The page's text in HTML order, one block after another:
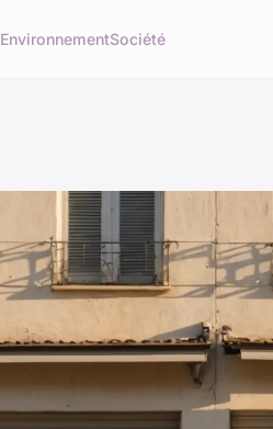
EnvironnementSociété